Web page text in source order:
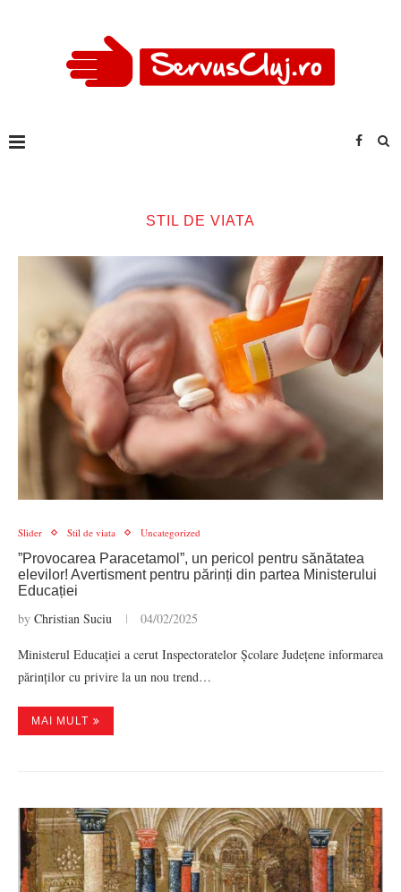
STIL DE VIATA
Slider Stil de viata Uncategorized
”Provocarea Paracetamol”, un pericol pentru sănătatea
elevilor! Avertisment pentru părinți din partea Ministerului
Educației
by Christian Suciu 04/02/2025
Ministerul Educației a cerut Inspectoratelor Școlare Județene informarea
părinților cu privire la un nou trend…
MAI MULT